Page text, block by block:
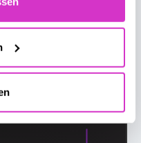
Lage
Meter genau sein